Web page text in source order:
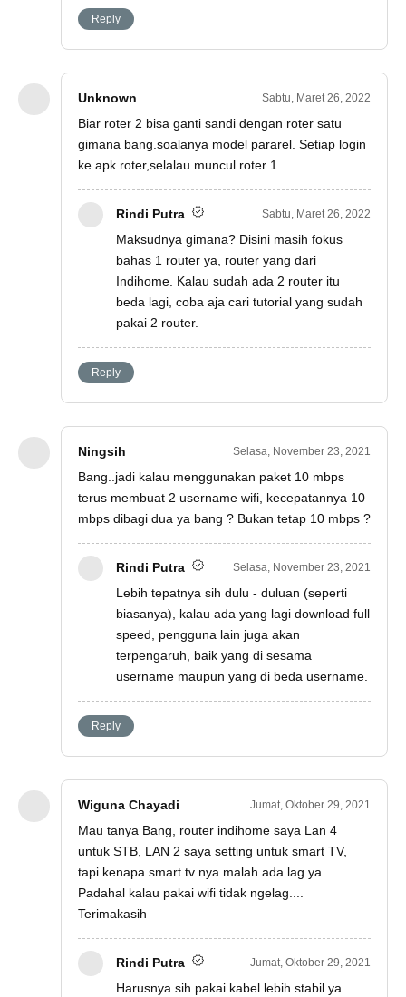
Reply
Unknown Sabtu, Maret 26, 2022
Biar roter 2 bisa ganti sandi dengan roter satu
gimana bang.soalanya model pararel. Setiap login
ke apk roter,selalau muncul roter 1.
Rindi Putra Sabtu, Maret 26, 2022
Maksudnya gimana? Disini masih fokus
bahas 1 router ya, router yang dari
Indihome. Kalau sudah ada 2 router itu
beda lagi, coba aja cari tutorial yang sudah
pakai 2 router.
Reply
Ningsih Selasa, November 23, 2021
Bang..jadi kalau menggunakan paket 10 mbps
terus membuat 2 username wifi, kecepatannya 10
mbps dibagi dua ya bang ? Bukan tetap 10 mbps ?
Rindi Putra Selasa, November 23, 2021
Lebih tepatnya sih dulu - duluan (seperti
biasanya), kalau ada yang lagi download full
speed, pengguna lain juga akan
terpengaruh, baik yang di sesama
username maupun yang di beda username.
Reply
Wiguna Chayadi Jumat, Oktober 29, 2021
Mau tanya Bang, router indihome saya Lan 4
untuk STB, LAN 2 saya setting untuk smart TV,
tapi kenapa smart tv nya malah ada lag ya...
Padahal kalau pakai wifi tidak ngelag....
Terimakasih
Rindi Putra Jumat, Oktober 29, 2021
Harusnya sih pakai kabel lebih stabil ya.